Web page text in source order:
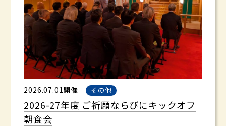
2026.07.01開催 その他
2026-27年度 ご祈願ならびにキックオフ
朝食会